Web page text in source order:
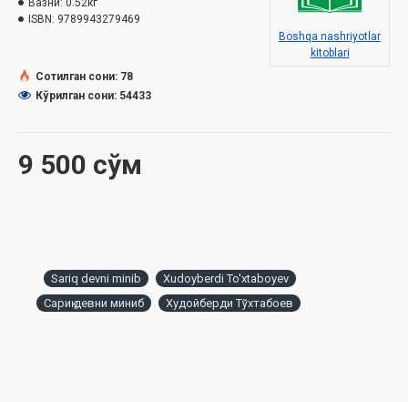
9 500 сўм
Вазни: 0.52кг
ISBN: 9789943279469
Boshqa nashriyotlar
kitoblari
Сотилган сони: 78
Кўрилган сони: 54433
Sariq devni minib
Xudoyberdi To'xtaboyev
Сариқ девни миниб
Худойберди Тўхтабоев